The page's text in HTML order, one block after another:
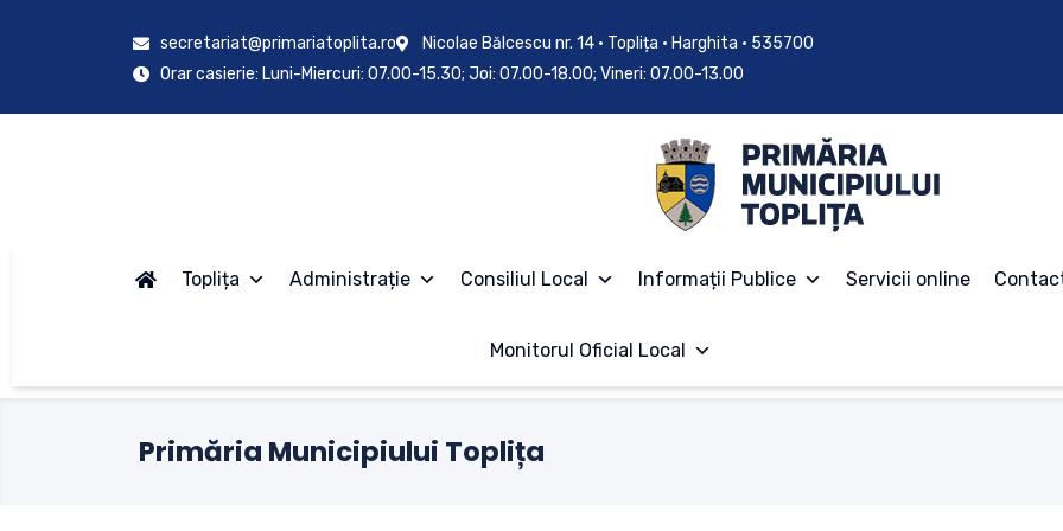
secretariat@primariatoplita.ro
Nicolae Bălcescu nr. 14 • Toplița • Harghita • 535700
Orar casierie: Luni-Miercuri: 07.00-15.30; Joi: 07.00-18.00; Vineri: 07.00-13.00
Toplița Administrație Consiliul Local Informații Publice Servicii online
Monitorul Oficial Local
Primăria Municipiului Toplița